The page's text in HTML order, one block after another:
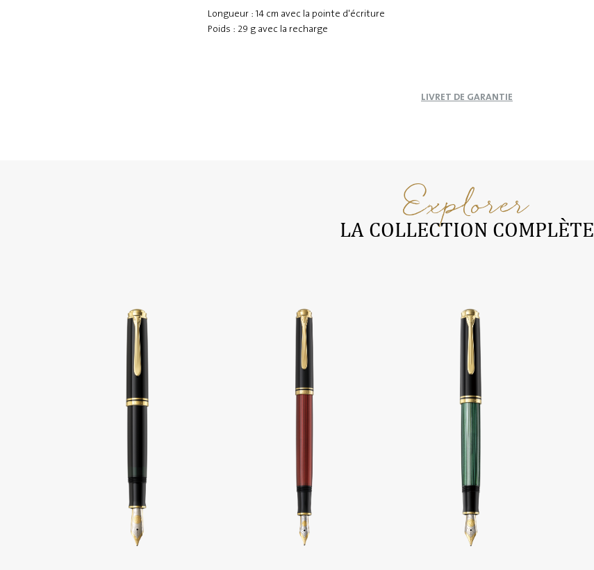
Longueur : 14 cm avec la pointe d'écriture
Poids : 29 g avec la recharge
LIVRET DE GARANTIE
Explorer
LA COLLECTION COMPLÈTE